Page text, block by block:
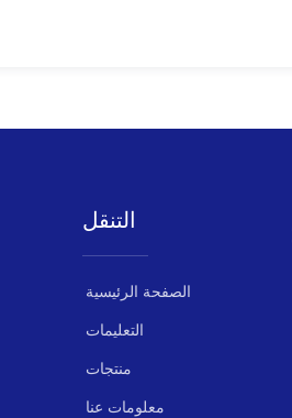
التنقل
الصفحة الرئيسية
التعليمات
منتجات
معلومات عنا